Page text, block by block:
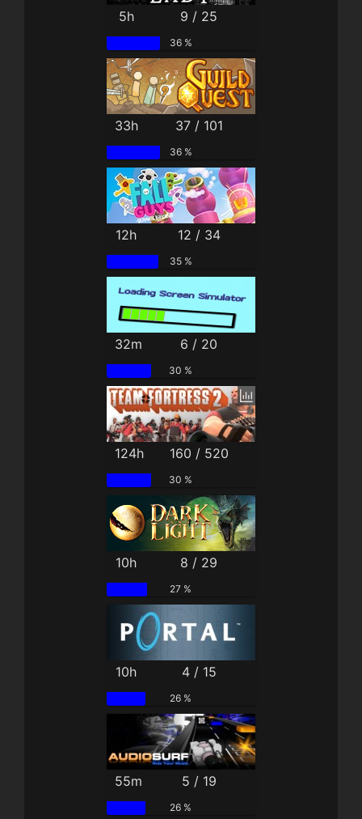
5h 9 / 25
36 %
33h 37 / 101
36 %
12h 12 / 34
35 %
32m 6 / 20
30 %
124h 160 / 520
30 %
10h 8 / 29
27 %
10h 4 / 15
26 %
55m 5 / 19
26 %